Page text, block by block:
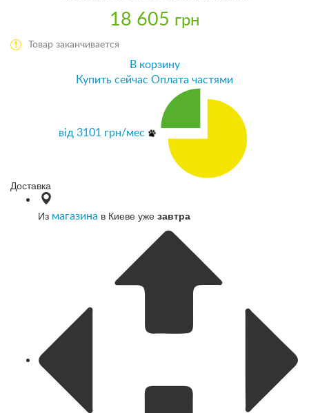
18 605 грн
Товар заканчивается
В корзину
Купить сейчас Оплата частями
від 3101 грн/мес
Доставка
Из магазина в Киеве уже завтра